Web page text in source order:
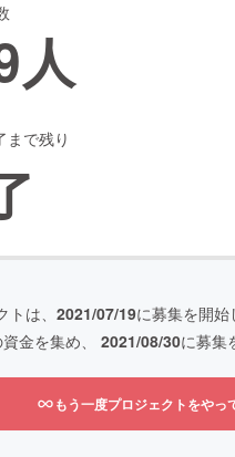
人
まで残り
は、 2021/07/19に募集を開始
金を集め、 2021/08/30に募集
もう一度プロジェクトをやっ